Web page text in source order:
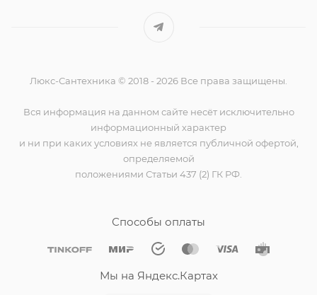
Люкс-Сантехника © 2018 - 2026 Все права защищены.
Вся информация на данном сайте несёт исключительно
информационный характер
и ни при каких условиях не является публичной офертой,
определяемой
положениями Статьи 437 (2) ГК РФ.
Способы оплаты
Мы на Яндекс.Картах